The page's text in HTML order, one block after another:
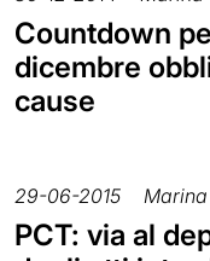
Countdown
dicembre
cause
29-06-2015
PCT: via al